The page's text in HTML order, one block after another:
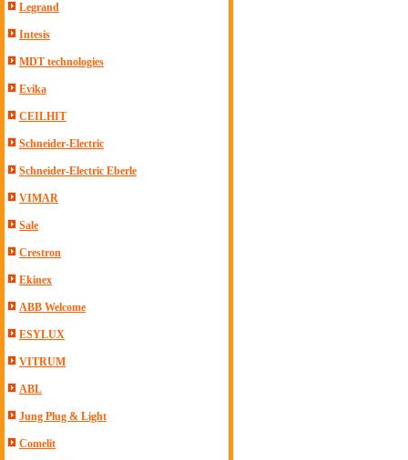
Legrand
Intesis
MDT technologies
Evika
CEILHIT
Schneider-Electric
Schneider-Electric Eberle
VIMAR
Sale
Crestron
Ekinex
ABB Welcome
ESYLUX
VITRUM
ABL
Jung Plug & Light
Comelit